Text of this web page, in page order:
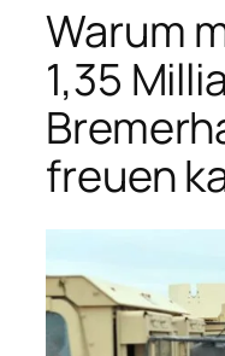
Warum
1,35
freuen